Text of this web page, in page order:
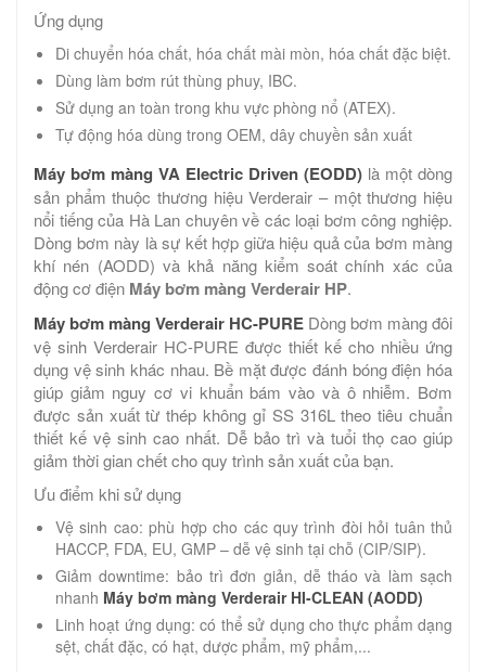
Ứng dụng
Di chuyển hóa chất, hóa chất mài mòn, hóa chất đặc biệt.
Dùng làm bơm rút thùng phuy, IBC.
Sử dụng an toàn trong khu vực phòng nổ (ATEX).
Tự động hóa dùng trong OEM, dây chuyền sản xuất
Máy bơm màng VA Electric Driven (EODD) là một dòng
sản phẩm thuộc thương hiệu Verderair – một thương hiệu
nổi tiếng của Hà Lan chuyên về các loại bơm công nghiệp.
Dòng bơm này là sự kết hợp giữa hiệu quả của bơm màng
khí nén (AODD) và khả năng kiểm soát chính xác của
động cơ điện Máy bơm màng Verderair HP.
Máy bơm màng Verderair HC-PURE Dòng bơm màng đôi
vệ sinh Verderair HC-PURE được thiết kế cho nhiều ứng
dụng vệ sinh khác nhau. Bề mặt được đánh bóng điện hóa
giúp giảm nguy cơ vi khuẩn bám vào và ô nhiễm. Bơm
được sản xuất từ ​​thép không gỉ SS 316L theo tiêu chuẩn
thiết kế vệ sinh cao nhất. Dễ bảo trì và tuổi thọ cao giúp
giảm thời gian chết cho quy trình sản xuất của bạn.
Ưu điểm khi sử dụng
Vệ sinh cao: phù hợp cho các quy trình đòi hỏi tuân thủ
HACCP, FDA, EU, GMP – dễ vệ sinh tại chỗ (CIP/SIP).
Giảm downtime: bảo trì đơn giản, dễ tháo và làm sạch
nhanh Máy bơm màng Verderair HI-CLEAN (AODD)
Linh hoạt ứng dụng: có thể sử dụng cho thực phẩm dạng
sệt, chất đặc, có hạt, dược phẩm, mỹ phẩm,...